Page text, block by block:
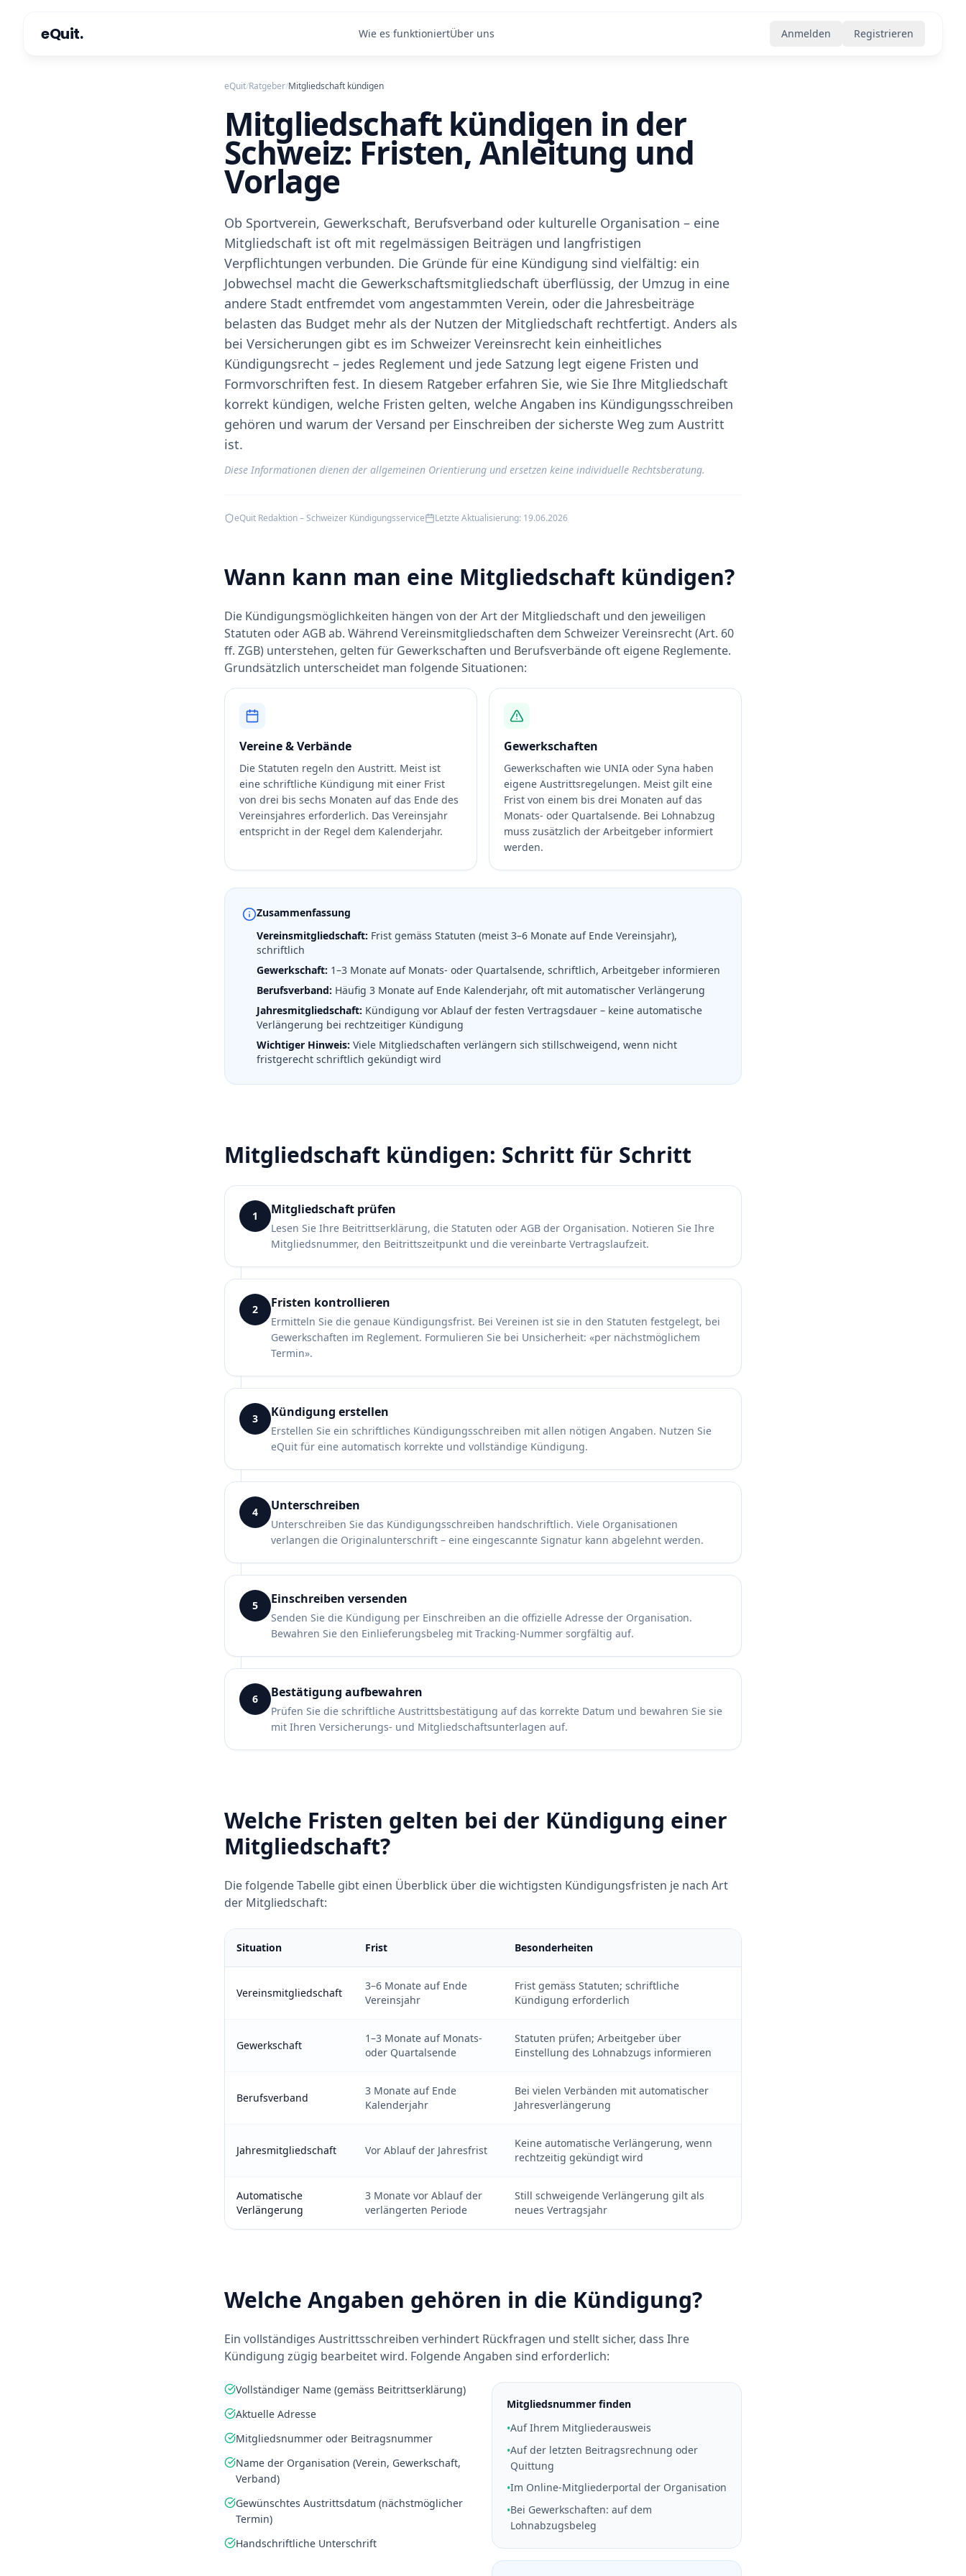
eQuit. Wie es funktioniertÜber uns Anmelden Registrieren
eQuit/Ratgeber/Mitgliedschaft kündigen
Mitgliedschaft kündigen in der
Schweiz: Fristen, Anleitung und
Vorlage
Ob Sportverein, Gewerkschaft, Berufsverband oder kulturelle Organisation – eine
Mitgliedschaft ist oft mit regelmässigen Beiträgen und langfristigen
Verpflichtungen verbunden. Die Gründe für eine Kündigung sind vielfältig: ein
Jobwechsel macht die Gewerkschaftsmitgliedschaft überflüssig, der Umzug in eine
andere Stadt entfremdet vom angestammten Verein, oder die Jahresbeiträge
belasten das Budget mehr als der Nutzen der Mitgliedschaft rechtfertigt. Anders als
bei Versicherungen gibt es im Schweizer Vereinsrecht kein einheitliches
Kündigungsrecht – jedes Reglement und jede Satzung legt eigene Fristen und
Formvorschriften fest. In diesem Ratgeber erfahren Sie, wie Sie Ihre Mitgliedschaft
korrekt kündigen, welche Fristen gelten, welche Angaben ins Kündigungsschreiben
gehören und warum der Versand per Einschreiben der sicherste Weg zum Austritt
ist.
Diese Informationen dienen der allgemeinen Orientierung und ersetzen keine individuelle Rechtsberatung.
eQuit Redaktion – Schweizer Kündigungsservice Letzte Aktualisierung: 19.06.2026
Wann kann man eine Mitgliedschaft kündigen?
Die Kündigungsmöglichkeiten hängen von der Art der Mitgliedschaft und den jeweiligen
Statuten oder AGB ab. Während Vereinsmitgliedschaften dem Schweizer Vereinsrecht (Art. 60
ff. ZGB) unterstehen, gelten für Gewerkschaften und Berufsverbände oft eigene Reglemente.
Grundsätzlich unterscheidet man folgende Situationen:
Vereine & Verbände
Die Statuten regeln den Austritt. Meist ist
eine schriftliche Kündigung mit einer Frist
von drei bis sechs Monaten auf das Ende des
Vereinsjahres erforderlich. Das Vereinsjahr
entspricht in der Regel dem Kalenderjahr.
Gewerkschaften
Gewerkschaften wie UNIA oder Syna haben
eigene Austrittsregelungen. Meist gilt eine
Frist von einem bis drei Monaten auf das
Monats- oder Quartalsende. Bei Lohnabzug
muss zusätzlich der Arbeitgeber informiert
werden.
Zusammenfassung
Vereinsmitgliedschaft: Frist gemäss Statuten (meist 3–6 Monate auf Ende Vereinsjahr),
schriftlich
Gewerkschaft: 1–3 Monate auf Monats- oder Quartalsende, schriftlich, Arbeitgeber informieren
Berufsverband: Häufig 3 Monate auf Ende Kalenderjahr, oft mit automatischer Verlängerung
Jahresmitgliedschaft: Kündigung vor Ablauf der festen Vertragsdauer – keine automatische
Verlängerung bei rechtzeitiger Kündigung
Wichtiger Hinweis: Viele Mitgliedschaften verlängern sich stillschweigend, wenn nicht
fristgerecht schriftlich gekündigt wird
Mitgliedschaft kündigen: Schritt für Schritt
1 Mitgliedschaft prüfen
Lesen Sie Ihre Beitrittserklärung, die Statuten oder AGB der Organisation. Notieren Sie Ihre
Mitgliedsnummer, den Beitrittszeitpunkt und die vereinbarte Vertragslaufzeit.
2 Fristen kontrollieren
Ermitteln Sie die genaue Kündigungsfrist. Bei Vereinen ist sie in den Statuten festgelegt, bei
Gewerkschaften im Reglement. Formulieren Sie bei Unsicherheit: «per nächstmöglichem
Termin».
3 Kündigung erstellen
Erstellen Sie ein schriftliches Kündigungsschreiben mit allen nötigen Angaben. Nutzen Sie
eQuit für eine automatisch korrekte und vollständige Kündigung.
4 Unterschreiben
Unterschreiben Sie das Kündigungsschreiben handschriftlich. Viele Organisationen
verlangen die Originalunterschrift – eine eingescannte Signatur kann abgelehnt werden.
5 Einschreiben versenden
Senden Sie die Kündigung per Einschreiben an die offizielle Adresse der Organisation.
Bewahren Sie den Einlieferungsbeleg mit Tracking-Nummer sorgfältig auf.
6 Bestätigung aufbewahren
Prüfen Sie die schriftliche Austrittsbestätigung auf das korrekte Datum und bewahren Sie sie
mit Ihren Versicherungs- und Mitgliedschaftsunterlagen auf.
Welche Fristen gelten bei der Kündigung einer
Mitgliedschaft?
Die folgende Tabelle gibt einen Überblick über die wichtigsten Kündigungsfristen je nach Art
der Mitgliedschaft:
Situation Frist Besonderheiten
Vereinsmitgliedschaft
3–6 Monate auf Ende
Vereinsjahr
Frist gemäss Statuten; schriftliche
Kündigung erforderlich
Gewerkschaft
1–3 Monate auf Monats-
oder Quartalsende
Statuten prüfen; Arbeitgeber über
Einstellung des Lohnabzugs informieren
Berufsverband
3 Monate auf Ende
Kalenderjahr
Bei vielen Verbänden mit automatischer
Jahresverlängerung
Jahresmitgliedschaft Vor Ablauf der Jahresfrist
Keine automatische Verlängerung, wenn
rechtzeitig gekündigt wird
Automatische
Verlängerung
3 Monate vor Ablauf der
verlängerten Periode
Still schweigende Verlängerung gilt als
neues Vertragsjahr
Welche Angaben gehören in die Kündigung?
Ein vollständiges Austrittsschreiben verhindert Rückfragen und stellt sicher, dass Ihre
Kündigung zügig bearbeitet wird. Folgende Angaben sind erforderlich:
Vollständiger Name (gemäss Beitrittserklärung)
Aktuelle Adresse
Mitgliedsnummer oder Beitragsnummer
Name der Organisation (Verein, Gewerkschaft,
Verband)
Gewünschtes Austrittsdatum (nächstmöglicher
Termin)
Handschriftliche Unterschrift
Mitgliedsnummer finden
•Auf Ihrem Mitgliederausweis
•Auf der letzten Beitragsrechnung oder
Quittung
•Im Online-Mitgliederportal der Organisation
•Bei Gewerkschaften: auf dem
Lohnabzugsbeleg